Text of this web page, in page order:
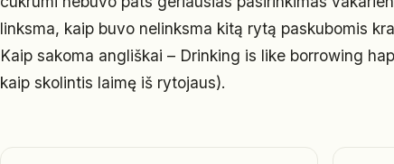
linksma, kaip buvo nelinksma kitą rytą paskubomis
Kaip sakoma angliškai – Drinking is like borrowing
kaip skolintis laimę iš rytojaus).